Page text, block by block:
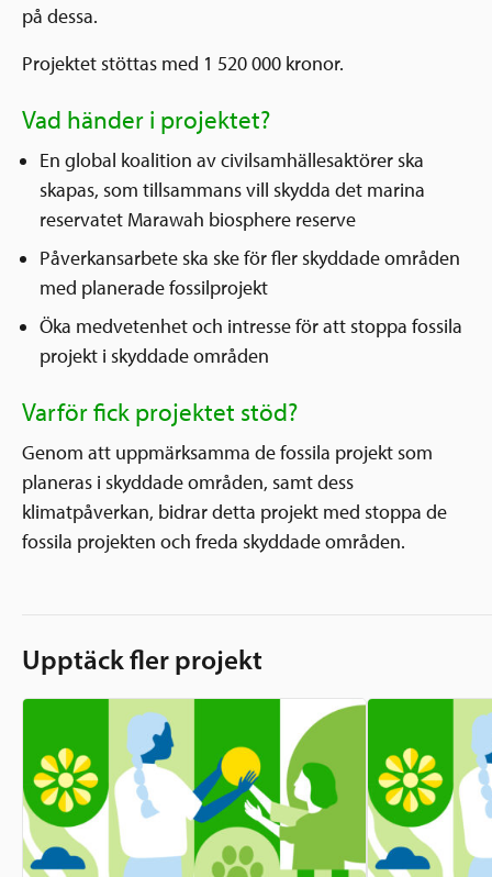
på dessa.
Projektet stöttas med 1 520 000 kronor.
Vad händer i projektet?
En global koalition av civilsamhällesaktörer ska
skapas, som tillsammans vill skydda det marina
reservatet Marawah biosphere reserve
Påverkansarbete ska ske för fler skyddade områden
med planerade fossilprojekt
Öka medvetenhet och intresse för att stoppa fossila
projekt i skyddade områden
Varför fick projektet stöd?
Genom att uppmärksamma de fossila projekt som
planeras i skyddade områden, samt dess
klimatpåverkan, bidrar detta projekt med stoppa de
fossila projekten och freda skyddade områden.
Upptäck fler projekt